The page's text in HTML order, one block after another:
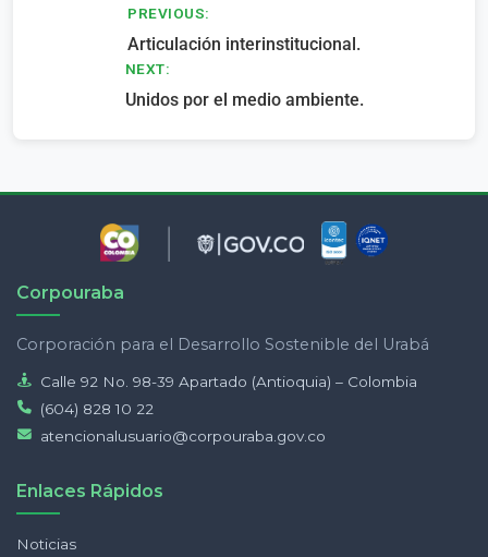
Navegación
entradas
PREVIOUS:
Articulación interinstitucional.
NEXT:
Unidos por el medio ambiente.
Corpouraba
Corporación para el Desarrollo Sostenible del Urabá
Calle 92 No. 98-39 Apartado (Antioquia) – Colombia
(604) 828 10 22
atencionalusuario@corpouraba.gov.co
Enlaces Rápidos
Noticias